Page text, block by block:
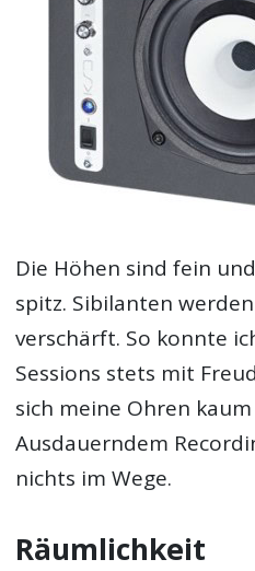
Die Höhen sind fein
spitz. Sibilanten
verschärft. So konnte
Sessions stets mit
sich meine Ohren
Ausdauerndem
nichts im Wege.
Räumlichkeit